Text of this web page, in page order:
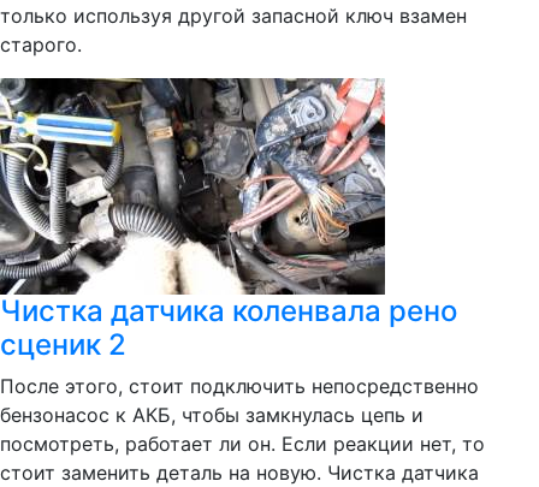
только используя другой запасной ключ взамен
старого.
Чистка датчика коленвала рено
сценик 2
После этого, стоит подключить непосредственно
бензонасос к АКБ, чтобы замкнулась цепь и
посмотреть, работает ли он. Если реакции нет, то
стоит заменить деталь на новую. Чистка датчика